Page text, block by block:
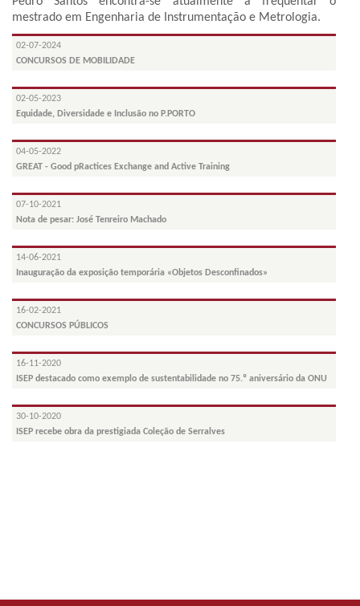
mestrado em Engenharia de Instrumentação e Metrologia.
02-07-2024
CONCURSOS DE MOBILIDADE
02-05-2023
Equidade, Diversidade e Inclusão no P.PORTO
04-05-2022
GREAT - Good pRactices Exchange and Active Training
07-10-2021
Nota de pesar: José Tenreiro Machado
14-06-2021
Inauguração da exposição temporária «Objetos Desconfinados»
16-02-2021
CONCURSOS PÚBLICOS
16-11-2020
ISEP destacado como exemplo de sustentabilidade no 75.º aniversário da ONU
30-10-2020
ISEP recebe obra da prestigiada Coleção de Serralves